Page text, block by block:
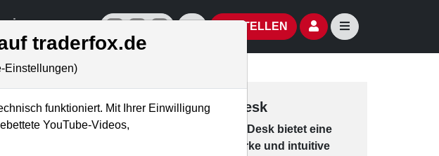
offizielle Social Media-AccountsAktien- und Artikelsuche öffnen
BESTELLEN Seitennavigation
Trading-Desk
Desk bie­tet eine
leis­tungs­star­ke und in­tui­tive
traderfox.de
Einstellungen)
funktioniert. Mit Ihrer Einwilligung
YouTube-Videos,